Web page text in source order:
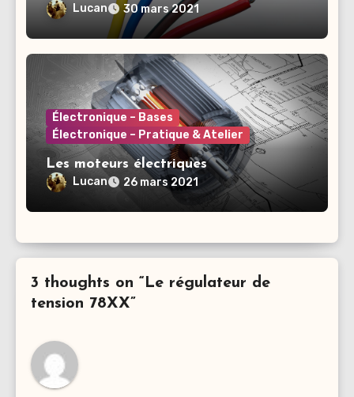
Lucan 30 mars 2021
Électronique – Bases
Électronique – Pratique & Atelier
Les moteurs électriques
Lucan 26 mars 2021
3 thoughts on “Le régulateur de
tension 78XX”